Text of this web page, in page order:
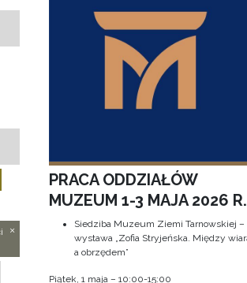
PRACA ODDZIAŁÓW
MUZEUM 1-3 MAJA 2026 R.
Siedziba Muzeum Ziemi Tarnowskiej –
wystawa „Zofia Stryjeńska. Między
a obrzędem”
Piątek, 1 maja – 10:00-15:00